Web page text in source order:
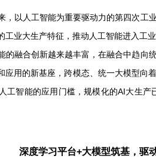
，以人工智能为重要驱动力的第四次工
工业大生产特征，推动人工智能进入工
的融合创新越来越丰富，在融合中趋向
应用的新基座，跨模态、统一大模型向
工智能的应用门槛，规模化的AI大生产
深度学习平台+大模型筑基，驱